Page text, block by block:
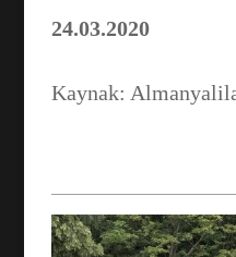
24.03.2020
Kaynak: